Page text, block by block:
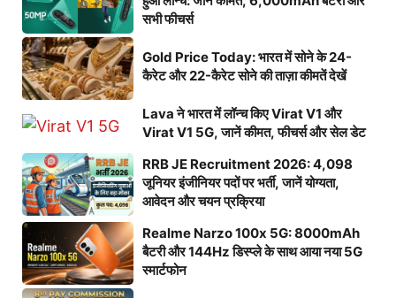
सभी फीचर्स
Gold Price Today: भारत में सोने के 24-
कैरेट और 22-कैरेट सोने की ताज़ा कीमतें देखें
Lava ने भारत में लॉन्च किए Virat V1 और
Virat V1 5G, जानें कीमत, फीचर्स और सेल डेट
RRB JE Recruitment 2026: 4,098
जूनियर इंजीनियर पदों पर भर्ती, जानें योग्यता,
आवेदन और चयन प्रक्रिया
Realme Narzo 100x 5G: 8000mAh
बैटरी और 144Hz डिस्प्ले के साथ आया नया 5G
स्मार्टफोन